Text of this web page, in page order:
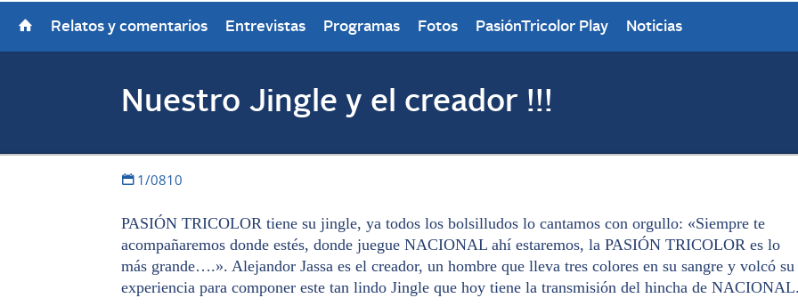
Relatos y comentarios Entrevistas Programas Fotos PasiónTricolor Play Noticias
Nuestro Jingle y el creador !!!
1/0810
PASIÓN TRICOLOR tiene su jingle, ya todos los bolsilludos lo cantamos con orgullo: «Siempre te
acompañaremos donde estés, donde juegue NACIONAL ahí estaremos, la PASIÓN TRICOLOR es lo
más grande….». Alejandor Jassa es el creador, un hombre que lleva tres colores en su sangre y volcó su
experiencia para componer este tan lindo Jingle que hoy tiene la transmisión del hincha de